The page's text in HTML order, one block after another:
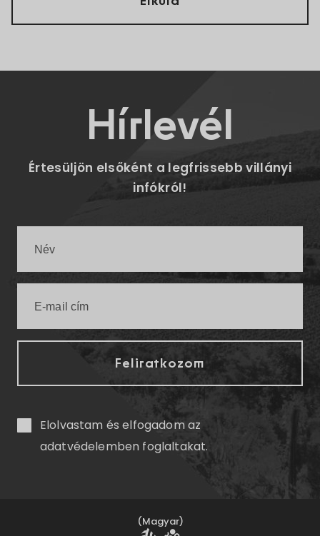
Hírlevél
Értesüljön elsőként a legfrissebb villányi
infókról!
Elolvastam és elfogadom az
adatvédelemben foglaltakat.
(Magyar)